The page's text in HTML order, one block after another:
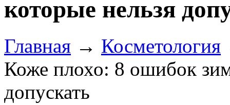
которые нельзя
Главная → Косметология
Коже плохо: 8 ошибок
допускать